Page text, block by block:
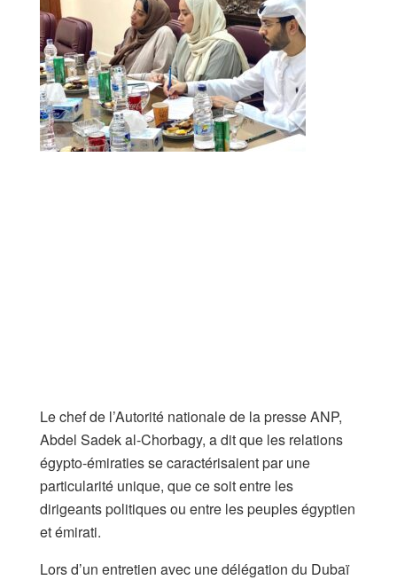
Le chef de l’Autorité nationale de la presse ANP,
Abdel Sadek al-Chorbagy, a dit que les relations
égypto-émiraties se caractérisaient par une
particularité unique, que ce soit entre les
dirigeants politiques ou entre les peuples égyptien
et émirati.
Lors d’un entretien avec une délégation du Dubaï